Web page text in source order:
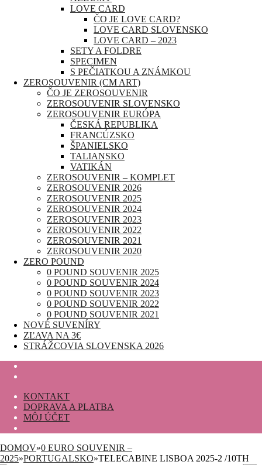
LOVE CARD
ČO JE LOVE CARD?
LOVE CARD SLOVENSKO
LOVE CARD – 2023
SETY A FOLDRE
SPECIMEN
S PEČIATKOU A ZNÁMKOU
ZEROSOUVENIR (CM ART)
ČO JE ZEROSOUVENIR
ZEROSOUVENIR SLOVENSKO
ZEROSOUVENIR EURÓPA
ČESKÁ REPUBLIKA
FRANCÚZSKO
ŠPANIELSKO
TALIANSKO
VATIKÁN
ZEROSOUVENIR – KOMPLET
ZEROSOUVENIR 2026
ZEROSOUVENIR 2025
ZEROSOUVENIR 2024
ZEROSOUVENIR 2023
ZEROSOUVENIR 2022
ZEROSOUVENIR 2021
ZEROSOUVENIR 2020
ZERO POUND
0 POUND SOUVENIR 2025
0 POUND SOUVENIR 2024
0 POUND SOUVENIR 2023
0 POUND SOUVENIR 2022
0 POUND SOUVENIR 2021
NOVÉ SUVENÍRY
ZĽAVA NA 3€
STRÁŽCOVIA SLOVENSKA 2026
KONTAKT
DOPRAVA A PLATBA
MÔJ ÚČET
DOMOV»0 EURO SOUVENIR –
2025»PORTUGALSKO»TELECABINE LISBOA 2025-2 /10TH